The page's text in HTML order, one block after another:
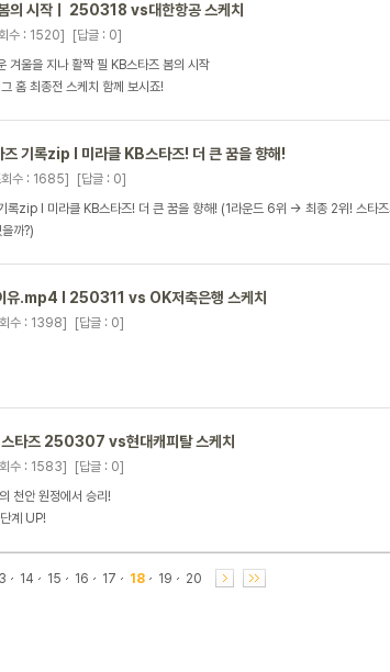
의 시작ㅣ 250318 vs대한항공 스케치
수 : 1520]
[답글 : 0]
겨울을 지나 활짝 필 KB스타즈 봄의 시작
홈 최종전 스케치 함께 보시죠!
기록zip l 미라클 KB스타즈! 더 큰 꿈을 향해!
회수 : 1685]
[답글 : 0]
록zip l 미라클 KB스타즈! 더 큰 꿈을 향해! (1라운드 6위 -> 최종 2위! 스타
까?)
유.mp4 l 250311 vs OK저축은행 스케치
수 : 1398]
[답글 : 0]
타즈 250307 vs현대캐피탈 스케치
수 : 1583]
[답글 : 0]
천안 원정에서 승리!
계 UP!
14 15 16 17 18 19 20